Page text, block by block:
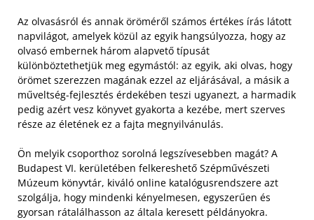
Az olvasásról és annak öröméről számos értékes írás látott
napvilágot, amelyek közül az egyik hangsúlyozza, hogy az
olvasó embernek három alapvető típusát
különböztethetjük meg egymástól: az egyik, aki olvas, hogy
örömet szerezzen magának ezzel az eljárásával, a másik a
műveltség-fejlesztés érdekében teszi ugyanezt, a harmadik
pedig azért vesz könyvet gyakorta a kezébe, mert szerves
része az életének ez a fajta megnyilvánulás.
Ön melyik csoporthoz sorolná legszívesebben magát? A
Budapest VI. kerületében felkereshető Szépművészeti
Múzeum könyvtár, kiváló online katalógusrendszere azt
szolgálja, hogy mindenki kényelmesen, egyszerűen és
gyorsan rátalálhasson az általa keresett példányokra.